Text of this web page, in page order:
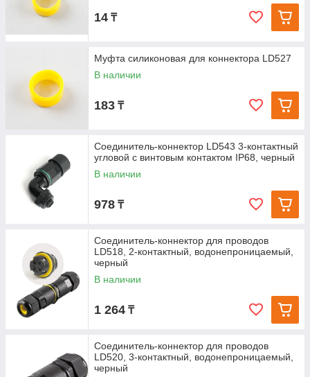
14 ₸
Муфта силиконовая для коннектора LD527
В наличии
183 ₸
Соединитель-коннектор LD543 3-контактный
угловой с винтовым контактом IP68, черный
В наличии
978 ₸
Соединитель-коннектор для проводов
LD518, 2-контактный, водонепроницаемый,
черный
В наличии
1 264 ₸
Соединитель-коннектор для проводов
LD520, 3-контактный, водонепроницаемый,
черный